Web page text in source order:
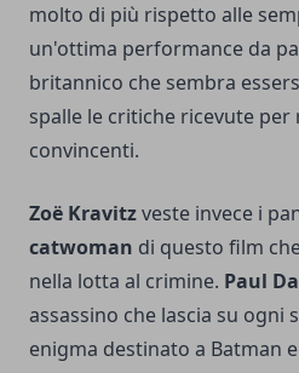
molto di più rispetto alle
un'ottima performance da
britannico che sembra
spalle le critiche ricevute
convincenti.
Zoë Kravitzveste invece i
catwoman di questo film
nella lotta al crimine. Paul
assassino che lascia su ogni
enigma destinato a Batman